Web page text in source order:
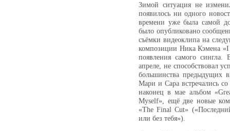
Зимой ситуация не
появилось ни одного
времени уже была самой
было опубликовано
съёмки видеоклипа на
композиции Ника Кэмена «I
появления самого сингла.
апреле, не способствовал
большинства предыдущих
Мари и Сара встречались
наконец в мае альбом
Myself», ещё две новые
«The Final Cut»
или без тебя»).